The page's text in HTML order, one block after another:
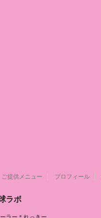
ご提供メニュー プロフィール
ラボ